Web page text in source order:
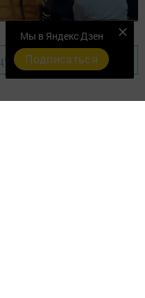
новости
Мы в Яндекс Дзен
Подписаться